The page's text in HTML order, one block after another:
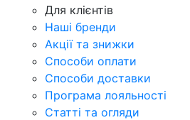
Для клієнтів
Наші бренди
Акції та знижки
Способи оплати
Способи доставки
Програма лояльності
Статті та огляди